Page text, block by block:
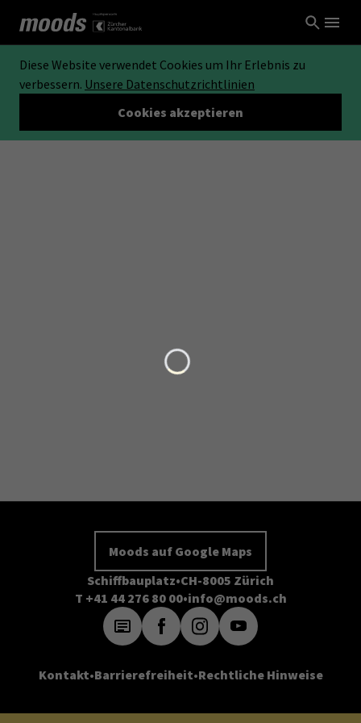
Diese Website verwendet Cookies um Ihr Erlebnis zu
verbessern. Unsere Datenschutzrichtlinien
Cookies akzeptieren
Moods auf Google Maps
Schiffbauplatz CH-8005 Zürich
T +41 44 276 80 00 info@moods.ch
Kontakt Barrierefreiheit Rechtliche Hinweise